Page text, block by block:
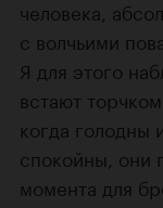
человека,
с волчьими
Я для этого
встают
когда голодны
спокойны, они
момента для